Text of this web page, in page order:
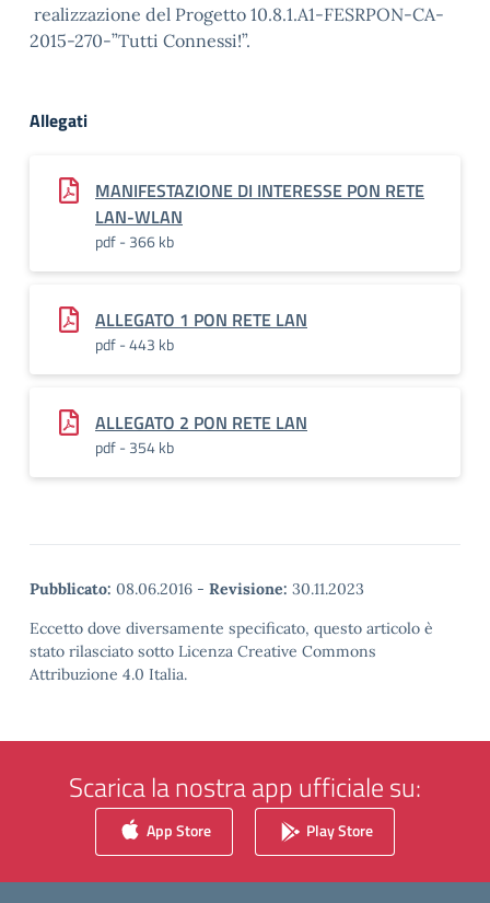
realizzazione del Progetto 10.8.1.A1-FESRPON-CA-
2015-270-”Tutti Connessi!”.
Allegati
MANIFESTAZIONE DI INTERESSE PON RETE
LAN-WLAN
pdf - 366 kb
ALLEGATO 1 PON RETE LAN
pdf - 443 kb
ALLEGATO 2 PON RETE LAN
pdf - 354 kb
Pubblicato: 08.06.2016 - Revisione: 30.11.2023
Eccetto dove diversamente specificato, questo articolo è
stato rilasciato sotto Licenza Creative Commons
Attribuzione 4.0 Italia.
Scarica la nostra app ufficiale su:
App Store Play Store